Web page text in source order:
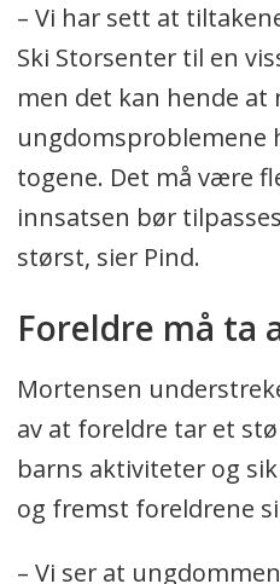
– Vi har sett at
Ski Storsenter til en
men det kan hende at
ungdomsproblemene
togene. Det må være
innsatsen bør
størst, sier Pind.
Foreldre må ta
Mortensen
av at foreldre tar et
barns aktiviteter og
og fremst foreldrene
– Vi ser at